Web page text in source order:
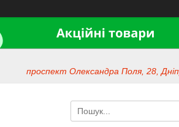
проспект Олександра Поля, 28,